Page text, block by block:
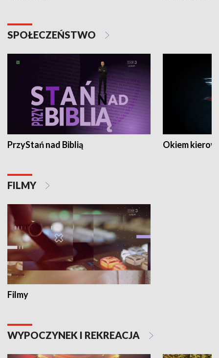
SPOŁECZEŃSTWO
PrzyStań nad Biblią Okiem
FILMY
Filmy
WYPOCZYNEK I REKREACJA